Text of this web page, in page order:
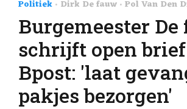
Politiek Dirk De fauw Pol Van Den
Burgemeester
schrijft open
Bpost: 'laat
pakjes bezorgen'